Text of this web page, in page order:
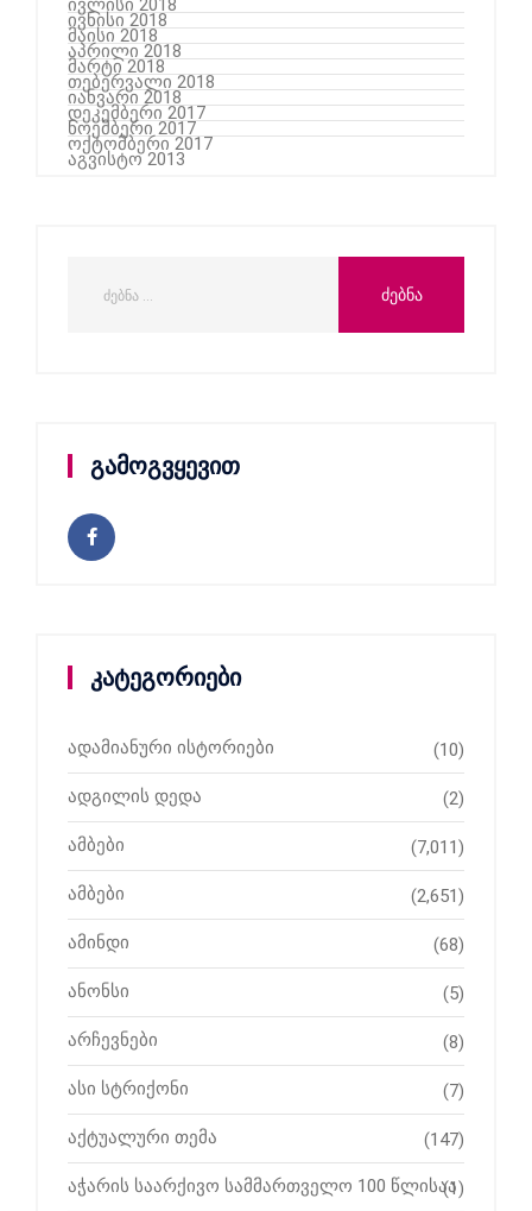
ივლისი 2018
ივნისი 2018
მაისი 2018
აპრილი 2018
მარტი 2018
თებერვალი 2018
იანვარი 2018
დეკემბერი 2017
ნოემბერი 2017
ოქტომბერი 2017
აგვისტო 2013
გამოგვყევით
კატეგორიები
ადამიანური ისტორიები (10)
ადგილის დედა (2)
ამბები (7,011)
ამბები (2,651)
ამინდი (68)
ანონსი (5)
არჩევნები (8)
ასი სტრიქონი (7)
აქტუალური თემა (147)
აჭარის საარქივო სამმართველო 100 წლისაა
(1)